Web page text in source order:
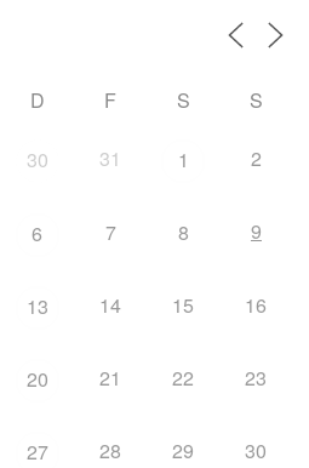
D F S S
30 31 1 2
6 7 8 9
13 14 15 16
20 21 22 23
27 28 29 30